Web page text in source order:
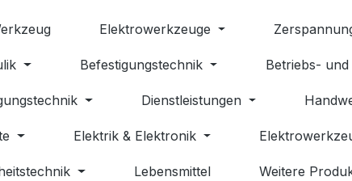
Elektrowerkzeuge
Befestigungstechnik Betriebs-
Dienstleistungen
Elektrik & Elektronik
Lebensmittel Weitere